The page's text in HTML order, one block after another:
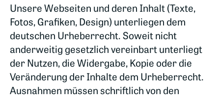
Unsere Webseiten und deren Inhalt (Texte,
Fotos, Grafiken, Design) unterliegen dem
deutschen Urheberrecht. Soweit nicht
anderweitig gesetzlich vereinbart unterliegt
der Nutzen, die Widergabe, Kopie oder die
Veränderung der Inhalte dem Urheberrecht.
Ausnahmen müssen schriftlich von den